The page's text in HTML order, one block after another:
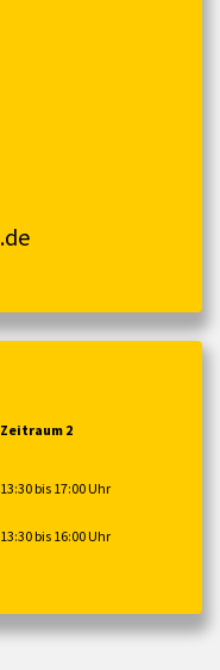
Zeitraum 2
13:30 bis 17:00 Uhr
13:30 bis 16:00 Uhr